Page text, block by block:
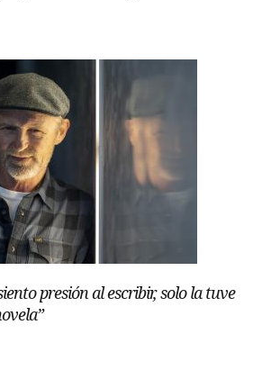
presión al escribir, solo la tuve